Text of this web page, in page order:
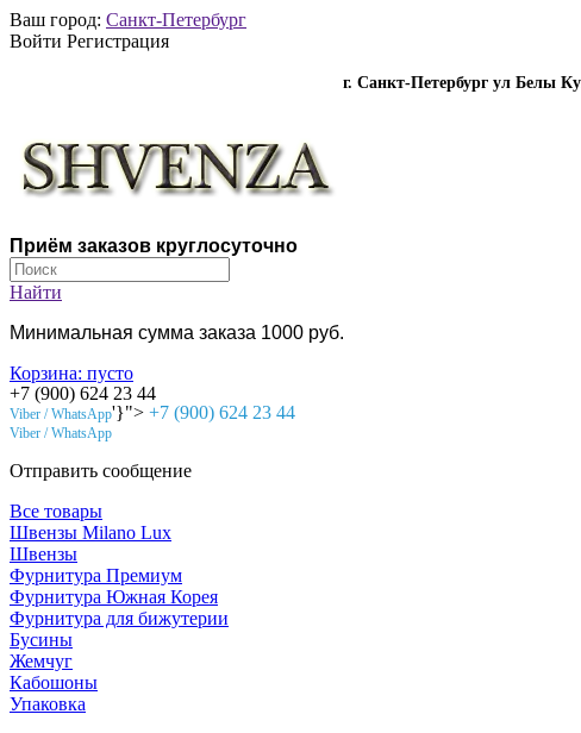
Ваш город: Санкт-Петербург
Войти Регистрация
г. Санкт-Петербург ул Белы
Приём заказов круглосуточно
Найти
Минимальная сумма заказа 1000 руб.
Корзина: пусто
+7 (900) 624 23 44
Viber / WhatsApp'}"> +7 (900) 624 23 44
Viber / WhatsApp
Отправить сообщение
Все товары
Швензы Milano Lux
Швензы
Фурнитура Премиум
Фурнитура Южная Корея
Фурнитура для бижутерии
Бусины
Жемчуг
Кабошоны
Упаковка